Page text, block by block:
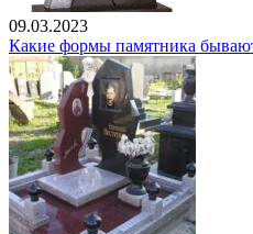
09.03.2023
Какие формы памятника